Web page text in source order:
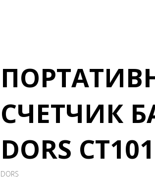
СЧЕТЧИК
DORS
DORS